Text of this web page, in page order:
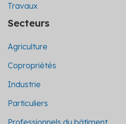
Travaux
Secteurs
Agriculture
Copropriétés
Industrie
Particuliers
Professionnels du bâtiment